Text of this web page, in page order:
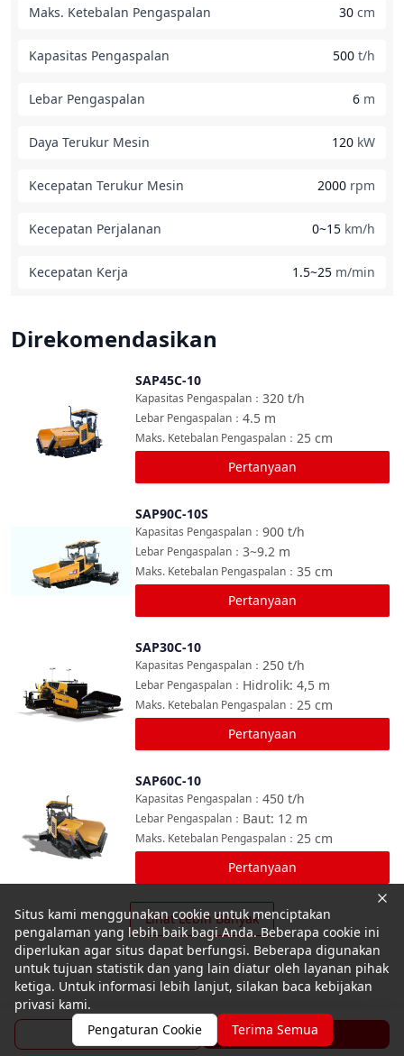
Maks. Ketebalan Pengaspalan 30 cm
Kapasitas Pengaspalan 500 t/h
Lebar Pengaspalan 6 m
Daya Terukur Mesin 120 kW
Kecepatan Terukur Mesin 2000 rpm
Kecepatan Perjalanan 0~15 km/h
Kecepatan Kerja 1.5~25 m/min
Direkomendasikan
SAP45C-10
320 t/h
Kapasitas Pengaspalan ：
4.5 m
Lebar Pengaspalan ：
25 cm
Maks. Ketebalan Pengaspalan ：
Pertanyaan
SAP90C-10S
900 t/h
Kapasitas Pengaspalan ：
3~9.2 m
Lebar Pengaspalan ：
35 cm
Maks. Ketebalan Pengaspalan ：
Pertanyaan
SAP30C-10
250 t/h
Kapasitas Pengaspalan ：
Hidrolik: 4,5 m
Lebar Pengaspalan ：
25 cm
Maks. Ketebalan Pengaspalan ：
Pertanyaan
SAP60C-10
450 t/h
Kapasitas Pengaspalan ：
Baut: 12 m
Lebar Pengaspalan ：
25 cm
Maks. Ketebalan Pengaspalan ：
Pertanyaan
Lihat Lebih Banyak
Brosur Pertanyaan
Situs kami menggunakan cookie untuk menciptakan
pengalaman yang lebih baik bagi Anda. Beberapa cookie ini
diperlukan agar situs dapat berfungsi. Beberapa digunakan
untuk tujuan statistik dan yang lain diatur oleh layanan pihak
ketiga. Untuk informasi lebih lanjut, silakan baca kebijakan
privasi kami.
Pengaturan Cookie
Terima Semua